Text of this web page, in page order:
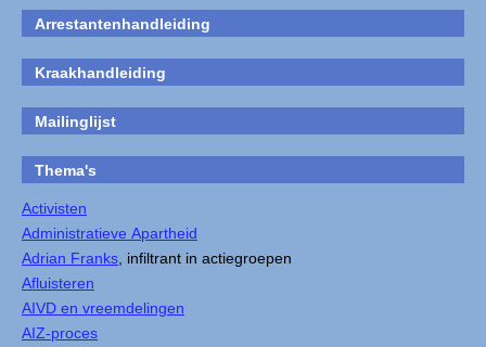
Arrestantenhandleiding
Kraakhandleiding
Mailinglijst
Thema's
Activisten
Administratieve Apartheid
Adrian Franks , infiltrant in actiegroepen
Afluisteren
AIVD en vreemdelingen
AIZ-proces